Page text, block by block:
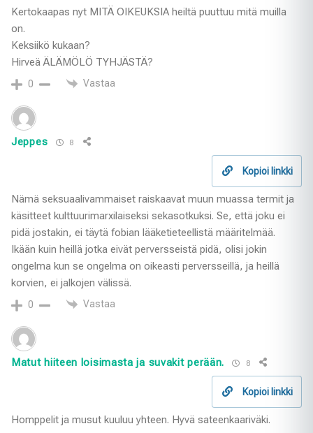
Kertokaapas nyt MITÄ OIKEUKSIA heiltä puuttuu mitä muilla
on.
Keksiikö kukaan?
Hirveä ÄLÄMÖLÖ TYHJÄSTÄ?
0 Vastaa
Jeppes 8
Kopioi linkki
Nämä seksuaalivammaiset raiskaavat muun muassa termit ja
käsitteet kulttuurimarxilaiseksi sekasotkuksi. Se, että joku ei
pidä jostakin, ei täytä fobian lääketieteellistä määritelmää.
Ikään kuin heillä jotka eivät perversseistä pidä, olisi jokin
ongelma kun se ongelma on oikeasti perversseillä, ja heillä
korvien, ei jalkojen välissä.
0 Vastaa
Matut hiiteen loisimasta ja suvakit perään. 8
Kopioi linkki
Homppelit ja musut kuuluu yhteen. Hyvä sateenkaariväki.